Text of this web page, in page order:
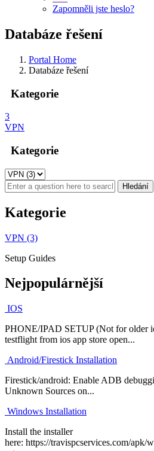
Zapomněli jste heslo?
Databáze řešení
Portal Home
Databáze řešení
Kategorie
3
VPN
Kategorie
Kategorie
VPN (3)
Setup Guides
Nejpopulárnější
IOS
PHONE/IPAD SETUP (Not for older
testflight from ios app store open...
Android/Firestick Installation
Firestick/android: Enable ADB
Unknown Sources on...
Windows Installation
Install the installer
here: https://travispcservices.com/